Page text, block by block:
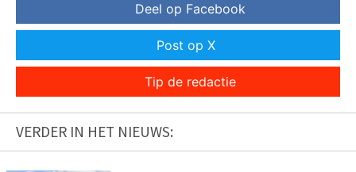
Deel op Facebook
Post op X
Tip de redactie
VERDER IN HET NIEUWS: